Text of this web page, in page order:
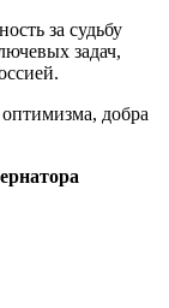
за судьбу
задач,
добра